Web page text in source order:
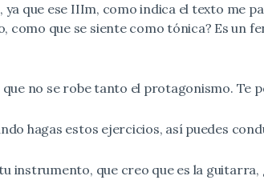
que ese IIIm, como indica el texto me
como que se siente como tónica? Es un
no se robe tanto el protagonismo. Te
hagas estos ejercicios, así puedes
instrumento, que creo que es la guitarra,